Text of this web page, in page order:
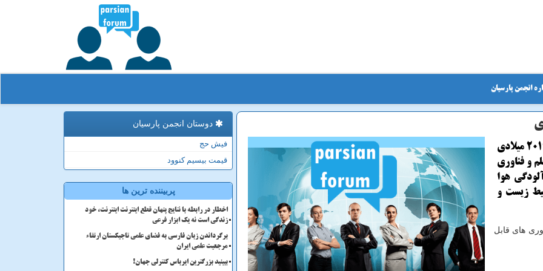
انجمن پارسیان
انجمن پارسیان: متخصصان بر این باورند كه در سال 2019 میلادی
و فناوری
هوا
زیست و
های قابل
دوستان انجمن پارسیان
فیش حج
قیمت بیسیم کنوود
پربیننده ترین ها
اخطار در رابطه با نتایج پنهان قطع اینترنت اینترنت، خود
زندگی است نه یک ابزار فرعی
برگرداندن زبان فارسی به فضای علمی تاجیکستان ارتقاء
مرجعیت علمی ایران
ببینید بزرگترین ایرباس کنترلی جهان!